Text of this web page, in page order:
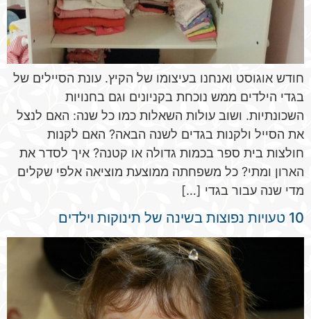
חודש אוגוסט ואנחנו בעיצומו של הקיץ. עונת הסיילים של
בגדי הילדים ממש נוכחת בקניונים וגם בחנויות
השכונתיות. ושוב עולות השאלות כמו כל שנה: האם לנצל
את הסייל ולקנות בגדים לשנה הבאה? האם לקנות
חולצות בית ספר בכמות גדולה או קטנה? איך לסדר את
הארון ומתי? כל משפחתה ממוצעת מוציאה אלפי שקלים
מדי שנה עבור בגדי […]
10 טעויות נפוצות בשינה של תינוקות וילדים